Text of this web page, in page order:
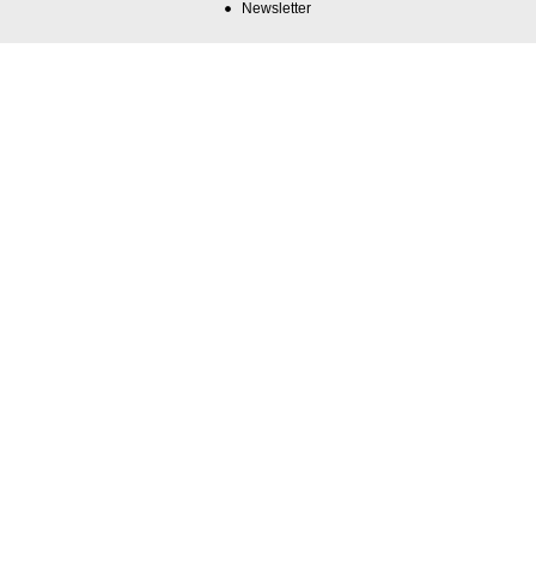
Newsletter